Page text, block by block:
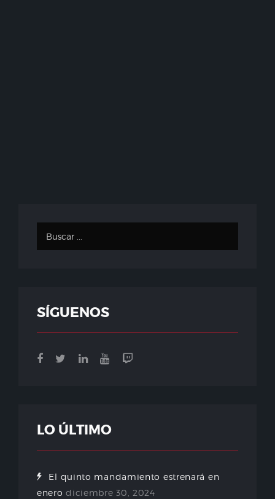
SÍGUENOS
LO ÚLTIMO
El quinto mandamiento estrenará en
enero diciembre 30, 2024